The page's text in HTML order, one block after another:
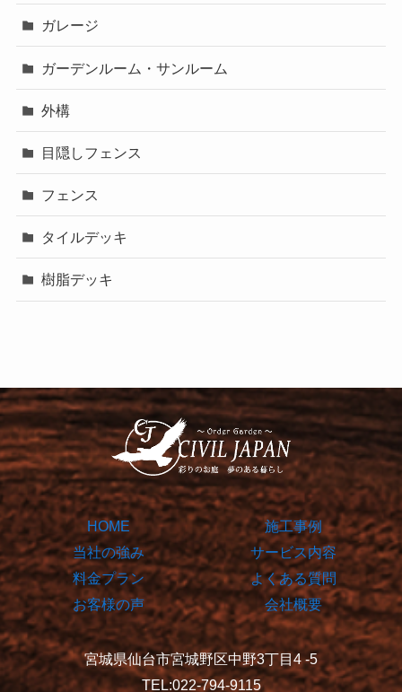
ガレージ
ガーデンルーム・サンルーム
外構
目隠しフェンス
フェンス
タイルデッキ
樹脂デッキ
HOME
施工事例
当社の強み
サービス内容
料金プラン
よくある質問
お客様の声
会社概要
宮城県仙台市宮城野区中野3丁目4 -5
TEL:022-794-9115